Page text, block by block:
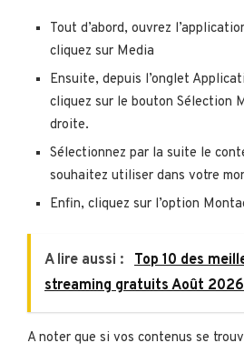
Tout d’abord, ouvrez
cliquez sur Media
Ensuite, depuis l’onglet
cliquez sur le bouton Sélection
droite.
Sélectionnez par la suite le
souhaitez utiliser dans votre
Enfin, cliquez sur l’option
A lire aussi : Top 10 des
streaming gratuits Août 2026
A noter que si vos contenus se